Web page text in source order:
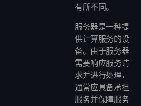
有所不同。
服务器是一种提
供计算服务的设
备。由于服务器
需要响应服务请
求并进行处理，
通常应具备承担
服务并保障服务